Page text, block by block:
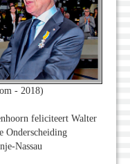
- 2018)
feliciteert Walter
Onderscheiding
Nassau